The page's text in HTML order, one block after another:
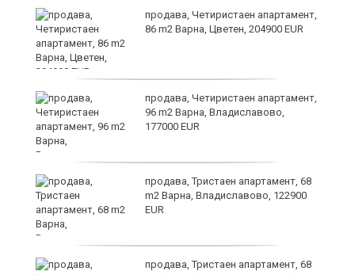
продава, Четиристаен апартамент,
86 m2 Варна, Цветен, 204900 EUR
продава, Четиристаен апартамент,
96 m2 Варна, Владиславово,
177000 EUR
продава, Тристаен апартамент, 68
m2 Варна, Владиславово, 122900
EUR
продава, Тристаен апартамент, 68